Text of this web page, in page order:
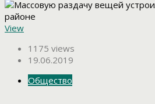
View
1175 views
19.06.2019
Общество